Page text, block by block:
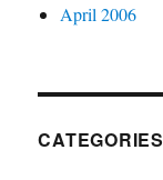
April 2006
CATEGORIES